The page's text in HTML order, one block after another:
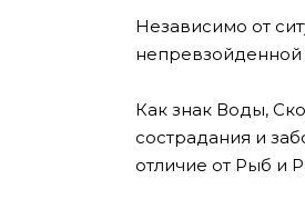
Независимо от
непревзойденной
Как знак Воды,
сострадания и
отличие от Рыб и